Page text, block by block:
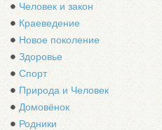
Человек и закон
Краеведение
Новое поколение
Здоровье
Спорт
Природа и Человек
Домовёнок
Родники